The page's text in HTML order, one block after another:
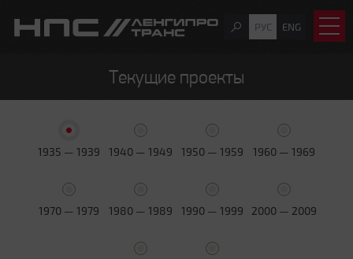
РУС ENG
Текущие проекты
1935 — 1939 1940 — 1949 1950 — 1959 1960 — 1969
1970 — 1979 1980 — 1989 1990 — 1999 2000 — 2009